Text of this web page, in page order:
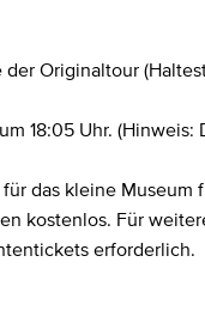
Originaltour
18:05 Uhr. (Hinweis:
das kleine Museum
kostenlos. Für
erforderlich.